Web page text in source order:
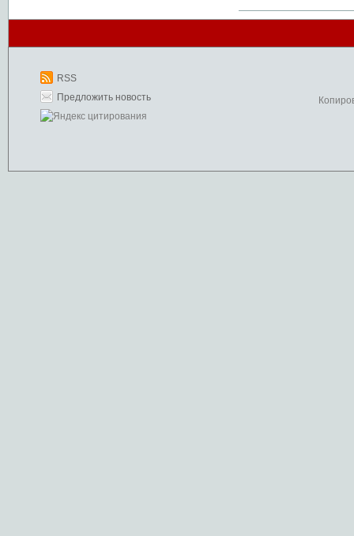
RSS
Предложить новость